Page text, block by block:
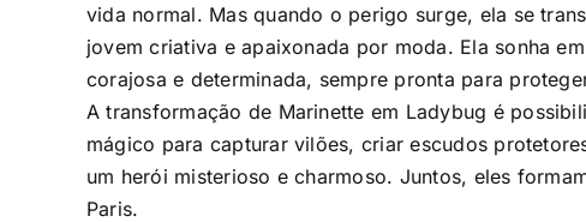
vida normal. Mas quando o perigo surge, ela se
jovem criativa e apaixonada por moda. Ela sonha
corajosa e determinada, sempre pronta para
A transformação de Marinette em Ladybug é
mágico para capturar vilões, criar escudos
um herói misterioso e charmoso. Juntos, eles
Paris.